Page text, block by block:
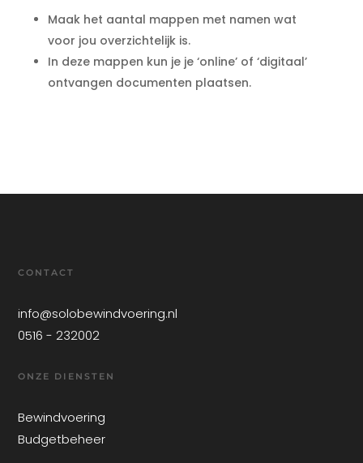
Maak het aantal mappen met namen wat
voor jou overzichtelijk is.
In deze mappen kun je je ‘online’ of ‘digitaal’
ontvangen documenten plaatsen.
CONTACT
info@solobewindvoering.nl
0516 - 232002
ONZE DIENSTEN
Bewindvoering
Budgetbeheer